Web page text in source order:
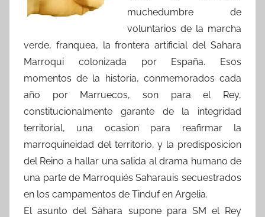
muchedumbre de
voluntarios de la marcha
verde, franquea, la frontera artificial del Sahara
Marroqui colonizada por España. Esos
momentos de la historia, conmemorados cada
año por Marruecos, son para el Rey,
constitucionalmente garante de la integridad
territorial, una ocasion para reafirmar la
marroquineidad del territorio, y la predisposicion
del Reino a hallar una salida al drama humano de
una parte de Marroquiés Saharauis secuestrados
en los campamentos de Tinduf en Argelia.
El asunto del Sàhara supone para SM el Rey